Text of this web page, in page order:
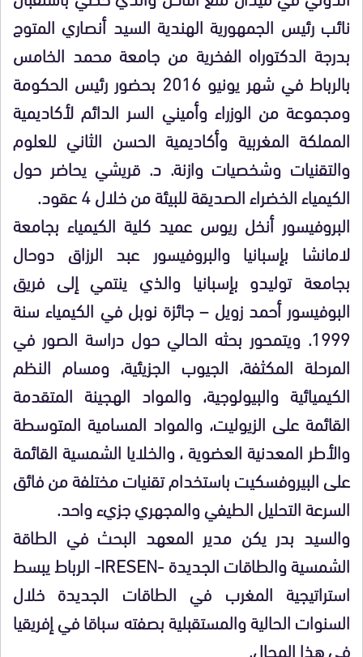
نائب رئيس الجمهورية الهندية السيد أنصاري المتوج
بدرجة الدكتوراه الفخرية من جامعة محمد الخامس
بالرباط في شهر يونيو 2016 بحضور رئيس الحكومة
ومجموعة من الوزراء وأميني السر الدائم لأكاديمية
المملكة المغربية وأكاديمية الحسن الثاني للعلوم
والتقنيات وشخصيات وازنة. د. قريشي يحاضر حول
الكيمياء الخضراء الصديقة للبيئة من خلال 4 عقود.
البروفيسور أنخل ريوس عميد كلية الكيمياء بجامعة
لامانشا بإسبانيا والبروفيسور عبد الرزاق دوحال
بجامعة توليدو بإسبانيا والذي ينتمي إلى فريق
البوفيسور أحمد زويل – جائزة نوبل في الكيمياء سنة
1999. ويتمحور بحثه الحالي حول دراسة الصور في
المرحلة المكثفة، الجيوب الجزيئية، ومسام النظم
الكيميائية والبيولوجية، والمواد الهجينة المتقدمة
القائمة على الزيوليت، والمواد المسامية المتوسطة
والأطر المعدنية العضوية ، والخلايا الشمسية القائمة
على البيروفسكيت باستخدام تقنيات مختلفة من فائق
السرعة التحليل الطيفي والمجهري جزيء واحد.
والسيد بدر يكن مدير المعهد البحث في الطاقة
الشمسية والطاقات الجديدة -IRESEN- الرباط يبسط
استراتيجية المغرب في الطاقات الجديدة خلال
السنوات الحالية والمستقبلية بصفته سباقا في إفريقيا
في هذا المجال.